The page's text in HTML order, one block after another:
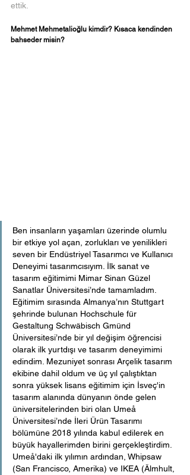
ettik.
Mehmet Mehmetalioğlu kimdir? Kısaca kendinden
bahseder misin?
Ben insanların yaşamları üzerinde olumlu
bir etkiye yol açan, zorlukları ve yenilikleri
seven bir Endüstriyel Tasarımcı ve Kullanıcı
Deneyimi tasarımcısıyım. İlk sanat ve
tasarım eğitimimi Mimar Sinan Güzel
Sanatlar Üniversitesi’nde tamamladım.
Eğitimim sırasında Almanya’nın Stuttgart
şehrinde bulunan Hochschule für
Gestaltung Schwäbisch Gmünd
Üniversitesi’nde bir yıl değişim öğrencisi
olarak ilk yurtdışı ve tasarım deneyimimi
edindim. Mezuniyet sonrası Arçelik tasarım
ekibine dahil oldum ve üç yıl çalıştıktan
sonra yüksek lisans eğitimim için İsveç'in
tasarım alanında dünyanın önde gelen
üniversitelerinden biri olan Umeå
Üniversitesi’nde İleri Ürün Tasarımı
bölümüne 2018 yılında kabul edilerek en
büyük hayallerimden birini gerçekleştirdim.
Umeå'daki ilk yılımın ardından, Whipsaw
(San Francisco, Amerika) ve IKEA (Älmhult,